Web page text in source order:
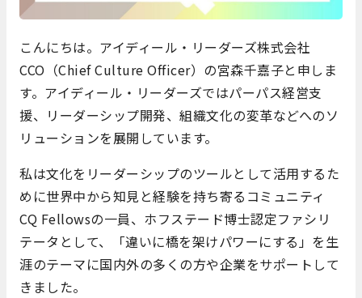
こんにちは。アイディール・リーダーズ株式会社
CCO（Chief Culture Officer）の宮森千嘉子と申しま
す。アイディール・リーダーズではパーパス経営支
援、リーダーシップ開発、組織文化の変革などへのソ
リューションを展開しています。
私は文化をリーダーシップのツールとして活用するた
めに世界中から知見と経験を持ち寄るコミュニティ
CQ Fellowsの一員、ホフステード博士認定ファシリ
テータとして、「違いに橋を架けパワーにする」を生
涯のテーマに国内外の多くの方や企業をサポートして
きました。